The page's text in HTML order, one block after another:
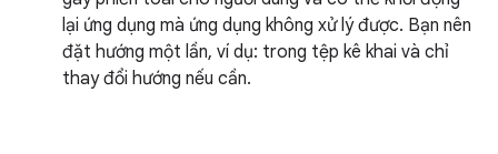
lại ứng dụng mà ứng dụng không xử lý được. Bạn nên
đặt hướng một lần, ví dụ: trong tệp kê khai và chỉ
thay đổi hướng nếu cần.